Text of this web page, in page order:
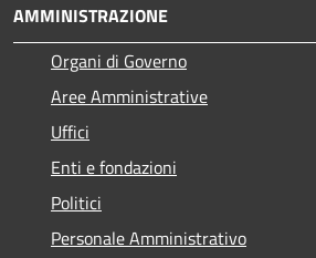
AMMINISTRAZIONE
Organi di Governo
Aree Amministrative
Uffici
Enti e fondazioni
Politici
Personale Amministrativo